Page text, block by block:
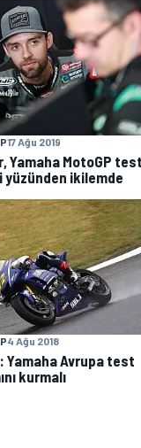
17 Ağu 2019
Yamaha MotoGP test
ikilemde
4 Ağu 2018
Yamaha Avrupa test
kurmalı